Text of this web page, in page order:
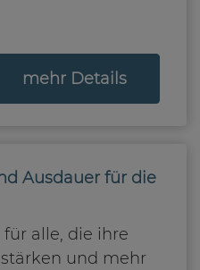
mehr Detailszum
Ausdauer für die
alle, die ihre
und mehr